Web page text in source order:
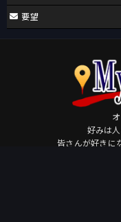
要望
好みは
皆さんが好きに